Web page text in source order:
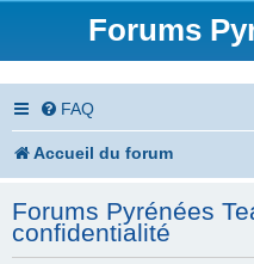
Forums
FAQ
Accueil du forum
Forums Pyrénées
confidentialité